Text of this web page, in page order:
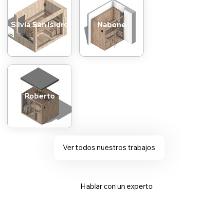
Silvia San Isidro Nabone
Roberto
Ver todos nuestros trabajos
Hablar con un experto